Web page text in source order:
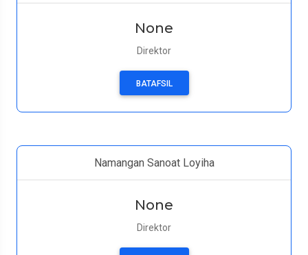
None
Direktor
BATAFSIL
Namangan Sanoat Loyiha
None
Direktor